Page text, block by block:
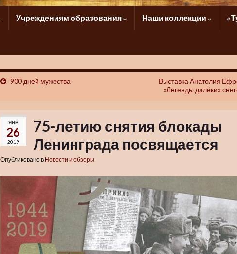
Учреждениям образования Наши коллекции
900 дней мужества
Выставка Анатолия
«Легенды далёких
ЯНВ
26
2019
75-летию снятия блокады
Ленинграда посвящается
Опубликовано в Новости и обзоры